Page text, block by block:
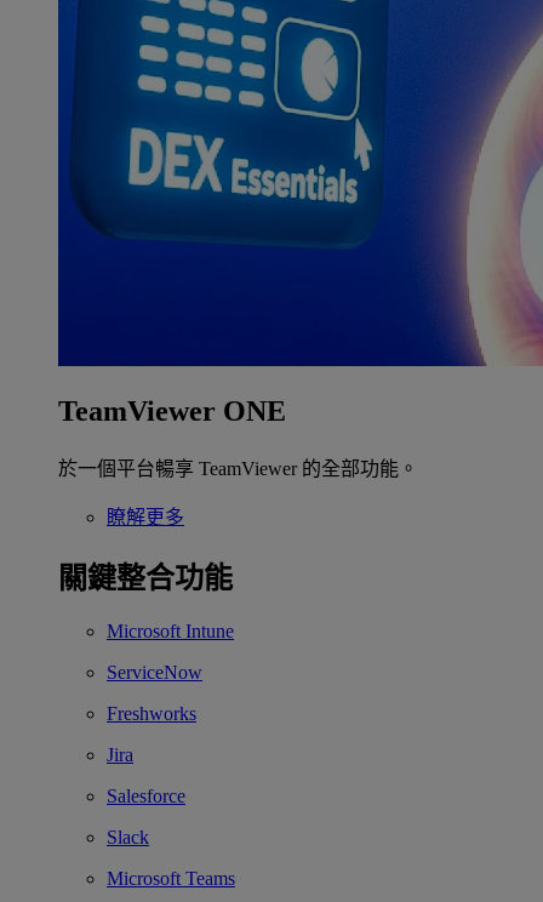
TeamViewer ONE
於一個平台暢享 TeamViewer 的全部功能。
瞭解更多
關鍵整合功能
Microsoft Intune
ServiceNow
Freshworks
Jira
Salesforce
Slack
Microsoft Teams